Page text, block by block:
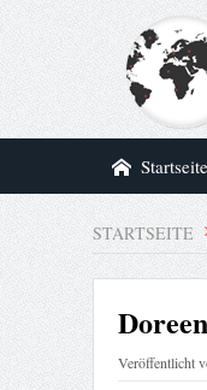
Startseite
STARTSEITE
Veröffentlicht